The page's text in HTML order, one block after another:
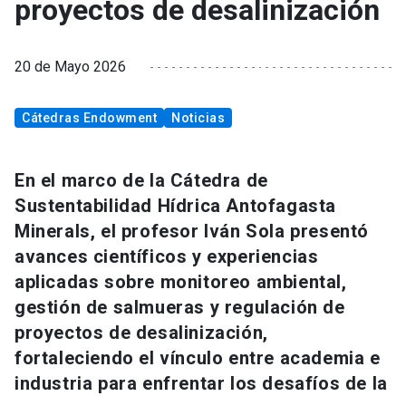
proyectos de desalinización
20 de Mayo 2026
Cátedras Endowment Noticias
En el marco de la Cátedra de
Sustentabilidad Hídrica Antofagasta
Minerals, el profesor Iván Sola presentó
avances científicos y experiencias
aplicadas sobre monitoreo ambiental,
gestión de salmueras y regulación de
proyectos de desalinización,
fortaleciendo el vínculo entre academia e
industria para enfrentar los desafíos de la